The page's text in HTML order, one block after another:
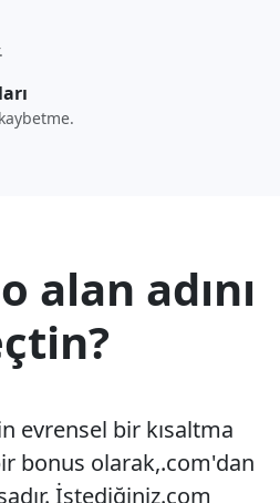
alan adını
evrensel bir kısaltma
bonus olarak,.com'dan
İstediğiniz.com